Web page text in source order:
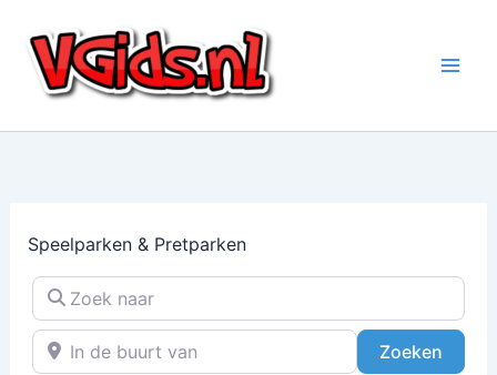
naar
inhoud
Speelparken & Pretparken
Zoek naar
In de buurt van
Zoeken